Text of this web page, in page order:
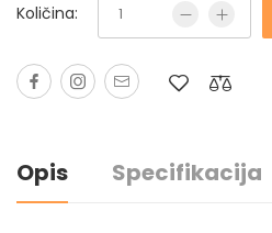
Količina:
Opis Specifikacija